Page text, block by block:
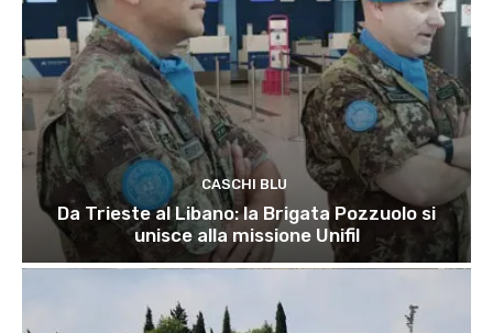
CASCHI BLU
Da Trieste al Libano: la Brigata Pozzuolo si
unisce alla missione Unifil